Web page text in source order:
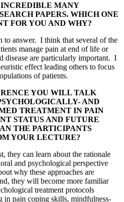
MANY
PAPERS. WHICH ONE
FOR YOU AND WHY?
to answer. I think that several of the
manage pain at end of life or
disease are particularly important. I
effect leading others to focus
of patients.
YOU WILL TALK
AND
TREATMENT IN PAIN
STATUS AND FUTURE
THE PARTICIPANTS
YOUR LECTURE?
they can learn about the rationale
and psychological perspective
why these approaches are
they will become more familiar
treatment protocols
in pain coping skills, mindfulness-